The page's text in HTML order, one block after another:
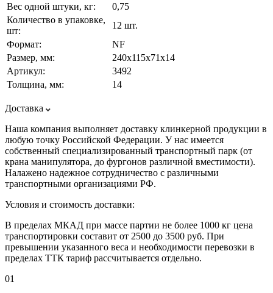
Вес одной штуки, кг:
0,75
Количество в упаковке,
шт:
12 шт.
Формат:
NF
Размер, мм:
240х115х71х14
Артикул:
3492
Толщина, мм:
14
Доставка
Наша компания выполняет доставку клинкерной продукции в
любую точку Российской Федерации. У нас имеется
собственный специализированный транспортный парк (от
крана манипулятора, до фургонов различной вместимости).
Налажено надежное сотрудничество с различными
транспортными организациями РФ.
Условия и стоимость доставки:
В пределах МКАД при массе партии не более 1000 кг цена
транспортировки составит от 2500 до 3500 руб. При
превышении указанного веса и необходимости перевозки в
пределах ТТК тариф рассчитывается отдельно.
01